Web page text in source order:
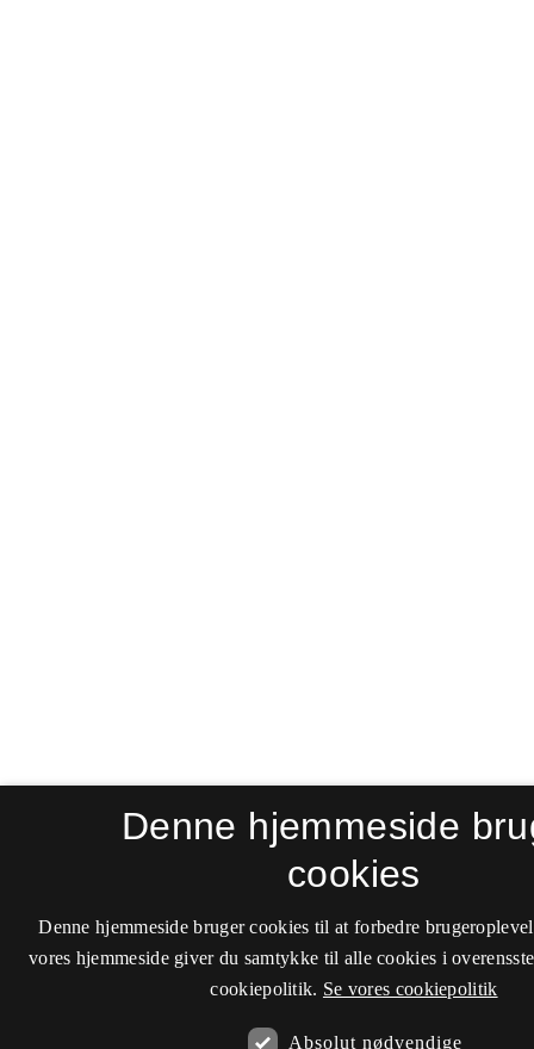
Denne hjemmeside
cookies
Denne hjemmeside bruger cookies til at forbedre
vores hjemmeside giver du samtykke til alle cookies i
cookiepolitik. Se vores cookiepolitik
Absolut nødvendige